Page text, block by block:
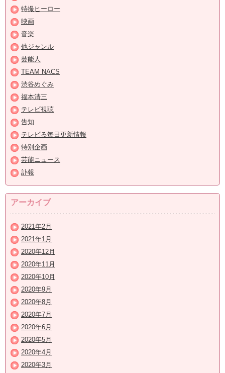
特撮ヒーロー
映画
音楽
他ジャンル
芸能人
TEAM NACS
渋谷めぐみ
福本清三
テレビ視聴
告知
テレビる毎日更新情報
特別企画
芸能ニュース
訃報
アーカイブ
2021年2月
2021年1月
2020年12月
2020年11月
2020年10月
2020年9月
2020年8月
2020年7月
2020年6月
2020年5月
2020年4月
2020年3月